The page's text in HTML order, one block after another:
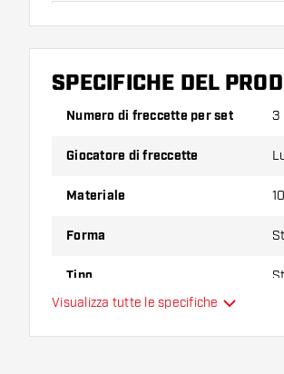
Assicuratevi di avere a portata
astine. Questi possono
scoprire quale variante vi si
SPECIFICHE DEL
Numero di freccette per set 3
Giocatore di freccette
Materiale
Forma
Tipo
Visualizza tutte le specifiche